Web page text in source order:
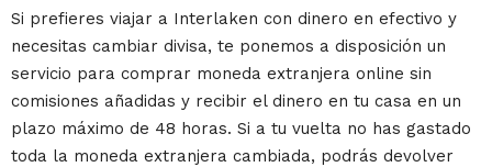
Si prefieres viajar a Interlaken con dinero en efectivo y
necesitas cambiar divisa, te ponemos a disposición un
servicio para comprar moneda extranjera online sin
comisiones añadidas y recibir el dinero en tu casa en un
plazo máximo de 48 horas. Si a tu vuelta no has gastado
toda la moneda extranjera cambiada, podrás devolver